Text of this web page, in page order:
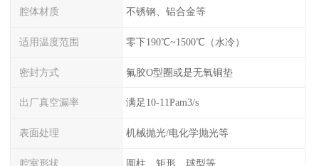
腔体材质 不锈钢、铝合金等
适用温度范围 零下190℃~1500℃（水冷）
密封方式 氟胶O型圈或是无氧铜垫
出厂真空漏率 满足10-11Pam3/s
表面处理 机械抛光/电化学抛光等
腔室形状 圆柱、矩形、球型等